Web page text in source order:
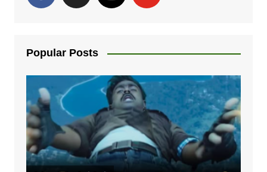
Popular Posts